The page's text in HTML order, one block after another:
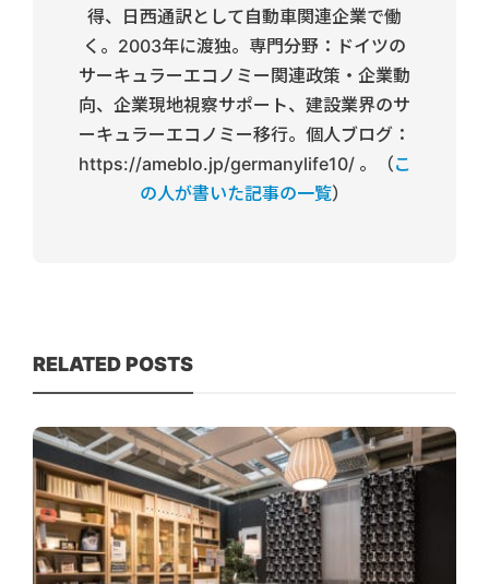
得、日西通訳として自動車関連企業で働
く。2003年に渡独。専門分野：ドイツの
サーキュラーエコノミー関連政策・企業動
向、企業現地視察サポート、建設業界のサ
ーキュラーエコノミー移行。個人ブログ：
https://ameblo.jp/germanylife10/ 。（こ
の人が書いた記事の一覧）
RELATED POSTS